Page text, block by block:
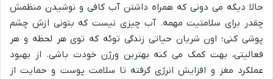
حالا دیگه می دونی که همراه داشتن آب کافی و نوشیدن منظمش
چقدر برای سلامتیت مهمه. آب چیزی نیست که بتونی ازش چشم
پوشی کنی؛ اون شریان حیاتی زندگی توئه که توی هر لحظه و هر
فعالیتی، بهت کمک می کنه بهترین ورژن خودت باشی. از بهبود
عملکرد مغز و افزایش انرژی گرفته تا سلامت پوست و حمایت از